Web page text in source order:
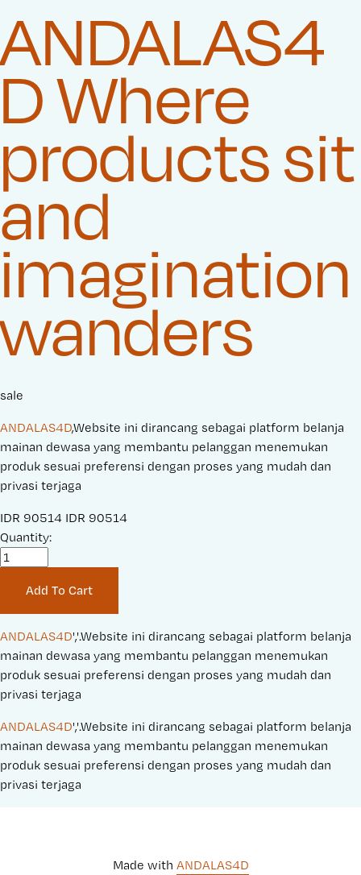
ANDALAS4
D Where
products sit
and
imagination
wanders
sale
ANDALAS4D,Website ini dirancang sebagai platform belanja
mainan dewasa yang membantu pelanggan menemukan
produk sesuai preferensi dengan proses yang mudah dan
privasi terjaga
S
a
r
i
c
e
:
IDR 90514 O
n
a
l
P
r
c
e
:
IDR 90514
Quantity:
Add To Cart
ANDALAS4D','.Website ini dirancang sebagai platform belanja
mainan dewasa yang membantu pelanggan menemukan
produk sesuai preferensi dengan proses yang mudah dan
privasi terjaga
ANDALAS4D','.Website ini dirancang sebagai platform belanja
mainan dewasa yang membantu pelanggan menemukan
produk sesuai preferensi dengan proses yang mudah dan
privasi terjaga
Made with ANDALAS4D